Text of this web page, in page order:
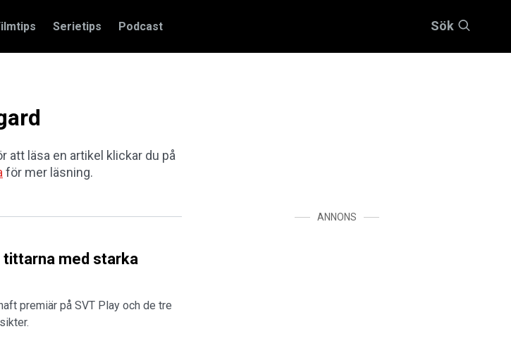
Serietips Podcast Sök
att läsa en artikel klickar du på
för mer läsning.
tittarna med starka
premiär på SVT Play och de tre
ANNONS